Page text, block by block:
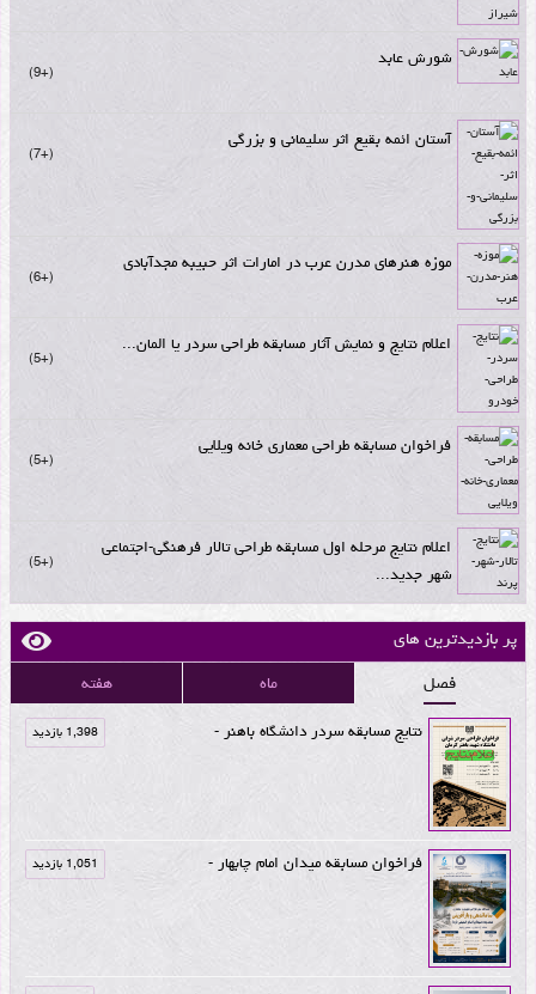
شورش عابد
+9
آستان ائمه بقیع اثر سلیمانی و بزرگی
+7
موزه هنرهای مدرن عرب در امارات اثر حبیبه مجدآبادی
+6
اعلام نتایج و نمایش آثار مسابقه طراحی سردر یا المان...
+5
فراخوان مسابقه طراحی معماری خانه ویلایی
+5
اعلام نتایج مرحله اول مسابقه طراحی تالار فرهنگی-اجتماعی
شهر جدید...
+5
پر بازدیدترین های
فصل ماه هفته
نتایج مسابقه سردر دانشگاه باهنر - 1,398 بازدید
فراخوان مسابقه میدان امام چابهار - 1,051 بازدید